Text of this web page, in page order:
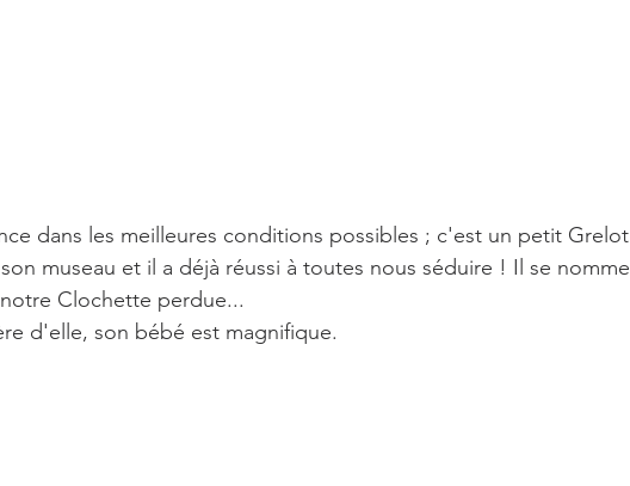
dans les meilleures conditions possibles ; c'est un petit Grelot
museau et il a déjà réussi à toutes nous séduire ! Il se nomme
Clochette perdue...
d'elle, son bébé est magnifique.